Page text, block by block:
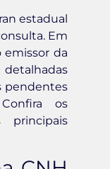
estadual
Em
emissor da
pendentes
os
principais